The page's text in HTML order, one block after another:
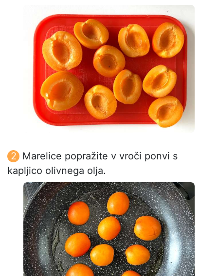
Marelice popražite v vroči ponvi s
kapljico olivnega olja.